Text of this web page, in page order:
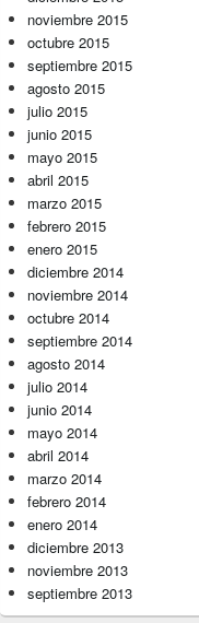
noviembre 2015
octubre 2015
septiembre 2015
agosto 2015
julio 2015
junio 2015
mayo 2015
abril 2015
marzo 2015
febrero 2015
enero 2015
diciembre 2014
noviembre 2014
octubre 2014
septiembre 2014
agosto 2014
julio 2014
junio 2014
mayo 2014
abril 2014
marzo 2014
febrero 2014
enero 2014
diciembre 2013
noviembre 2013
septiembre 2013